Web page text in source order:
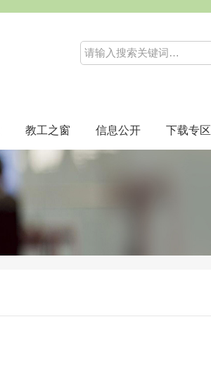
教工之窗 信息公开 下载专区